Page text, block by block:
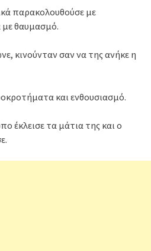
παρακολουθούσε με
με θαυμασμό.
κινούνταν σαν να της ανήκε η
και ενθουσιασμό.
έκλεισε τα μάτια της και ο